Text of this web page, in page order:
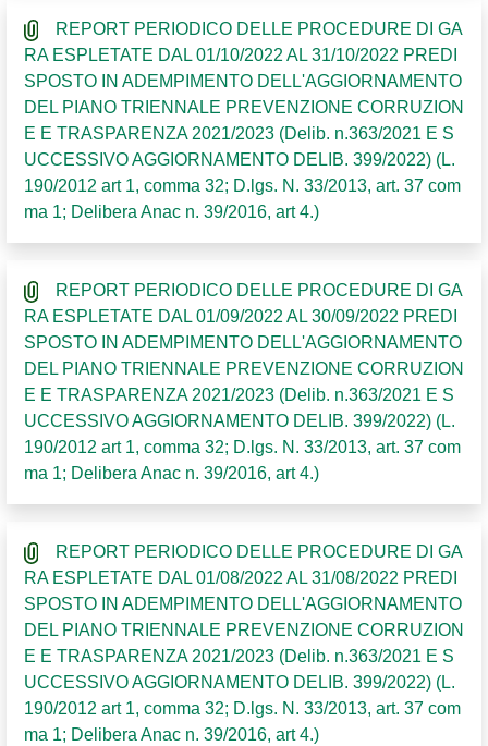
REPORT PERIODICO DELLE PROCEDURE DI GA
RA ESPLETATE DAL 01/10/2022 AL 31/10/2022 PREDI
SPOSTO IN ADEMPIMENTO DELL'AGGIORNAMENTO
DEL PIANO TRIENNALE PREVENZIONE CORRUZION
E E TRASPARENZA 2021/2023 (Delib. n.363/2021 E S
UCCESSIVO AGGIORNAMENTO DELIB. 399/2022) (L.
190/2012 art 1, comma 32; D.lgs. N. 33/2013, art. 37 com
ma 1; Delibera Anac n. 39/2016, art 4.)
REPORT PERIODICO DELLE PROCEDURE DI GA
RA ESPLETATE DAL 01/09/2022 AL 30/09/2022 PREDI
SPOSTO IN ADEMPIMENTO DELL'AGGIORNAMENTO
DEL PIANO TRIENNALE PREVENZIONE CORRUZION
E E TRASPARENZA 2021/2023 (Delib. n.363/2021 E S
UCCESSIVO AGGIORNAMENTO DELIB. 399/2022) (L.
190/2012 art 1, comma 32; D.lgs. N. 33/2013, art. 37 com
ma 1; Delibera Anac n. 39/2016, art 4.)
REPORT PERIODICO DELLE PROCEDURE DI GA
RA ESPLETATE DAL 01/08/2022 AL 31/08/2022 PREDI
SPOSTO IN ADEMPIMENTO DELL'AGGIORNAMENTO
DEL PIANO TRIENNALE PREVENZIONE CORRUZION
E E TRASPARENZA 2021/2023 (Delib. n.363/2021 E S
UCCESSIVO AGGIORNAMENTO DELIB. 399/2022) (L.
190/2012 art 1, comma 32; D.lgs. N. 33/2013, art. 37 com
ma 1; Delibera Anac n. 39/2016, art 4.)